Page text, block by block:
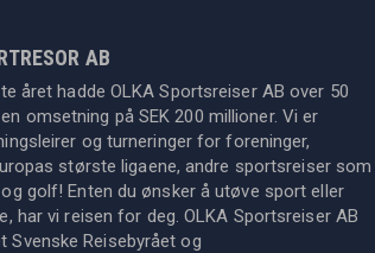
AB
året hadde OLKA Sportsreiser AB over 50
omsetning på SEK 200 millioner. Vi er
og turneringer for foreninger,
største ligaene, andre sportsreiser som
golf! Enten du ønsker å utøve sport eller
har vi reisen for deg. OLKA Sportsreiser AB
Svenske Reisebyrået og